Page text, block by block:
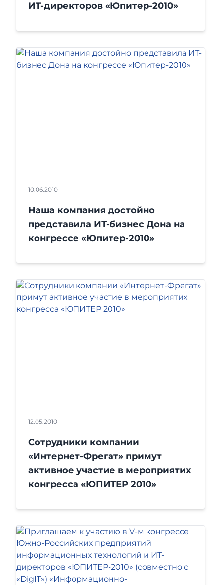
ИТ-директоров «Юпитер-2010»
10.06.2010
Наша компания достойно
представила ИТ-бизнес Дона на
конгрессе «Юпитер-2010»
12.05.2010
Сотрудники компании
«Интернет-Фрегат» примут
активное участие в мероприятих
конгресса «ЮПИТЕР 2010»